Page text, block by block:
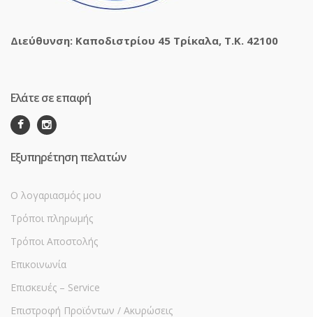
Διεύθυνση: Καποδιστρίου 45 Τρίκαλα, Τ.Κ. 42100
Ελάτε σε επαφή
Εξυπηρέτηση πελατών
Ο λογαριασμός μου
Τρόποι πληρωμής
Τρόποι Αποστολής
Επικοινωνία
Επισκευές – Service
Επιστροφή Προϊόντων / Ακυρώσεις